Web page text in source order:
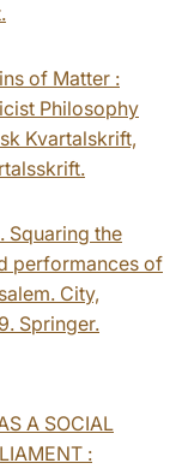
of Matter :
Philosophy
Kvartalskrift,
Squaring the
performances of
City,
Springer.
A SOCIAL
: